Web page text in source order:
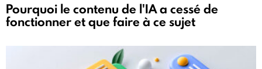
Pourquoi le contenu de l'IA a cessé de
fonctionner et que faire à ce sujet